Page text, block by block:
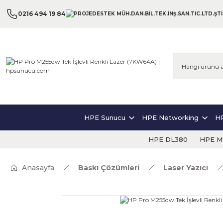
0216 494 19 84
HPE Sunucu HPE Networking
HPE DL380 HPE
Anasayfa Baskı Çözümleri Laser Yazıcı